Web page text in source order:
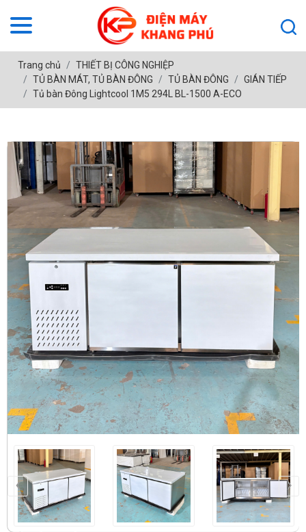
Trang chủ
THIẾT BỊ CÔNG NGHIỆP
TỦ BÀN MÁT, TỦ BÀN ĐÔNG
TỦ BÀN ĐÔNG
GIÁN TIẾP
Tủ bàn Đông Lightcool 1M5 294L BL-1500 A-ECO
‹ ›